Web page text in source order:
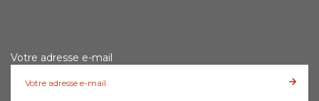
Votre adresse e-mail